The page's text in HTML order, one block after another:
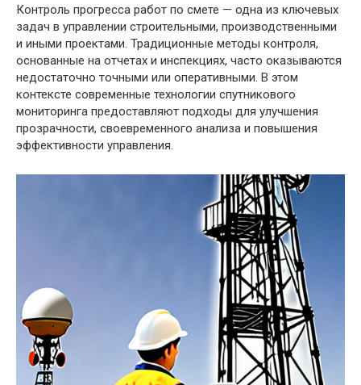
Контроль прогресса работ по смете — одна из ключевых
задач в управлении строительными, производственными
и иными проектами. Традиционные методы контроля,
основанные на отчетах и инспекциях, часто оказываются
недостаточно точными или оперативными. В этом
контексте современные технологии спутникового
мониторинга предоставляют подходы для улучшения
прозрачности, своевременного анализа и повышения
эффективности управления.